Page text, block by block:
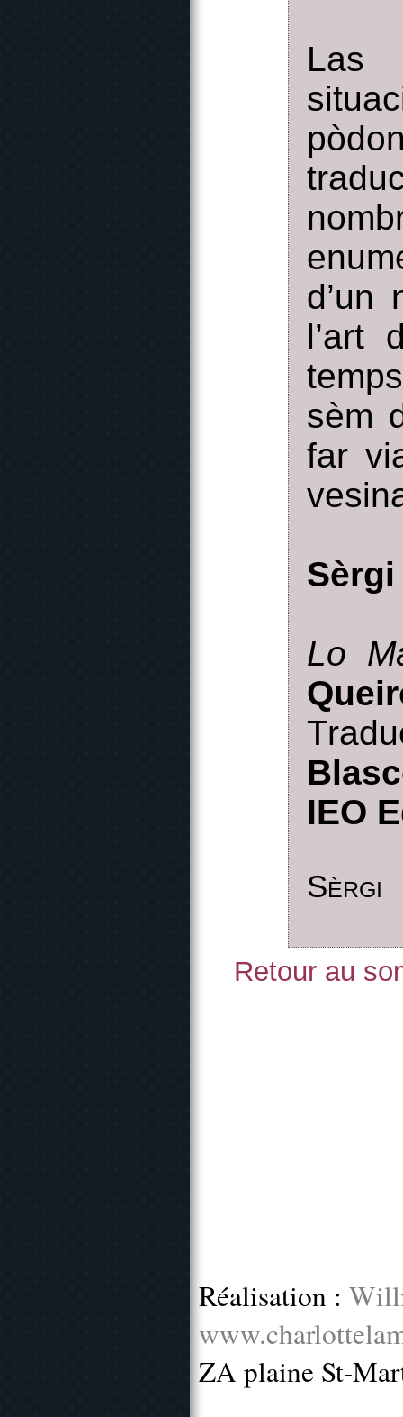
Las
d’un
l’art
sèm
far
Lo
IEO
Sèrgi
Retour au
Réalisation :
ZA plaine St-